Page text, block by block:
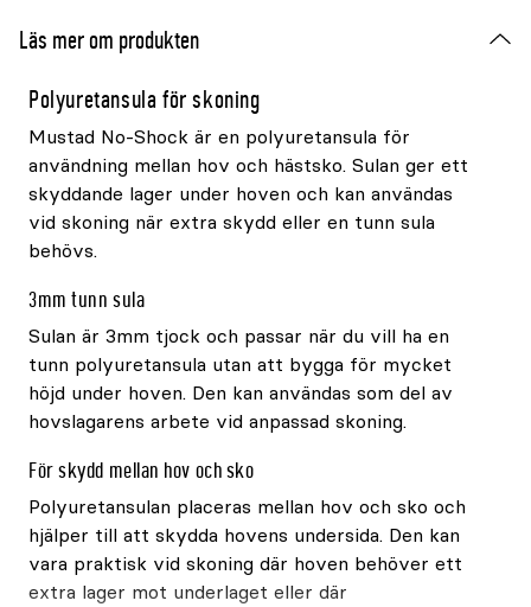
Läs mer om produkten
Polyuretansula för skoning
Mustad No-Shock är en polyuretansula för
användning mellan hov och hästsko. Sulan ger ett
skyddande lager under hoven och kan användas
vid skoning när extra skydd eller en tunn sula
behövs.
3mm tunn sula
Sulan är 3mm tjock och passar när du vill ha en
tunn polyuretansula utan att bygga för mycket
höjd under hoven. Den kan användas som del av
hovslagarens arbete vid anpassad skoning.
För skydd mellan hov och sko
Polyuretansulan placeras mellan hov och sko och
hjälper till att skydda hovens undersida. Den kan
vara praktisk vid skoning där hoven behöver ett
extra lager mot underlaget eller där